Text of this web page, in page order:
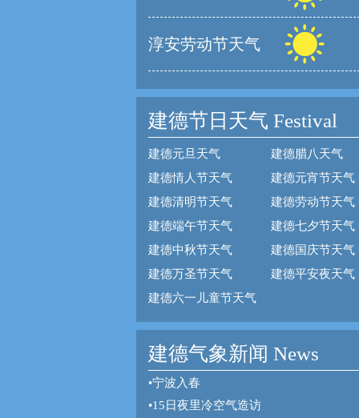
淳安劳动节天气
建德节日天气 Festival
建德元旦天气
建德腊八天气
建德情人节天气
建德元宵节天气
建德清明节天气
建德劳动节天气
建德端午节天气
建德七夕节天气
建德中秋节天气
建德国庆节天气
建德万圣节天气
建德平安夜天气
建德六一儿童节天气
建德气象新闻 News
•宁波入春
•15日夜里冷空气造访